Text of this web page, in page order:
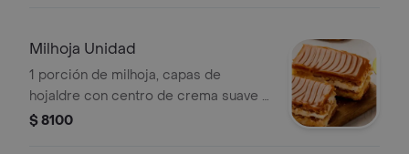
Milhoja Unidad
1 porción de milhoja, capas de
hojaldre con centro de crema suave y
cubierta arequipe.
$ 8100